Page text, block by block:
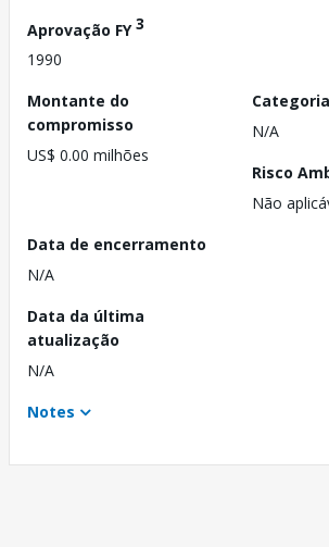
Aprovação FY3
1990
Montante do
compromisso
US$ 0.00 milhões
N/A
Risco
Não
Data de encerramento
N/A
Data da última
atualização
N/A
Notes